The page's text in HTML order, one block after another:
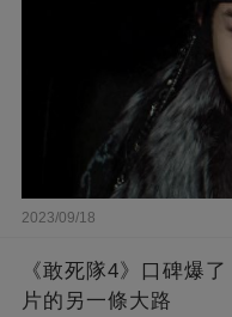
2023/09/18
《敢死隊4》口碑爆
片的另一條大路